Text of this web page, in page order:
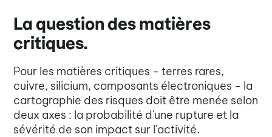
La question des matières
critiques.
Pour les matières critiques - terres rares,
cuivre, silicium, composants électroniques - la
cartographie des risques doit être menée selon
deux axes : la probabilité d'une rupture et la
sévérité de son impact sur l'activité.